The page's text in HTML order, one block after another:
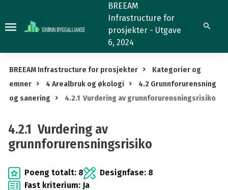
Vurdering
grunnforurensningsrisiko
BREEAM
Infrastructure for
prosjekter - Utgave
6, 2024
Søk
BREEAM Infrastructure for prosjekter
Kategorier og
emner
4 Arealbruk og økologi
4.2 Grunnforurensning
og sanering
4.2.1 Vurdering av grunnforurensningsrisiko
4.2.1 Vurdering av
grunnforurensningsrisiko
Poeng totalt: 8
Designfase: 8
Fast kriterium: Ja